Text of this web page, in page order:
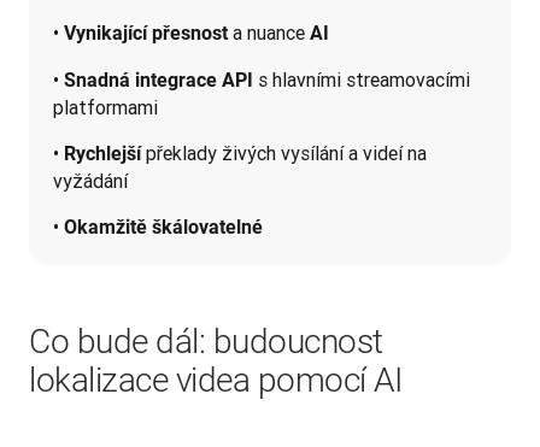
• Vynikající přesnost a nuance AI
• Snadná integrace API s hlavními streamovacími
platformami
• Rychlejší překlady živých vysílání a videí na
vyžádání
• Okamžitě škálovatelné
Co bude dál: budoucnost
lokalizace videa pomocí AI